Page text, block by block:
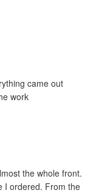
came out
work
the whole front.
I ordered. From the